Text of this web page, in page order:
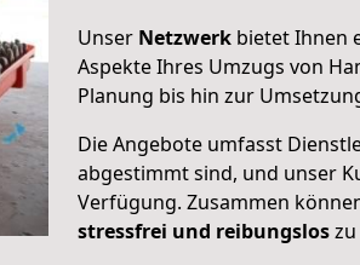
Unser Netzwerk bietet Ihnen
Aspekte Ihres Umzugs von
Planung bis hin zur
Die Angebote umfasst
abgestimmt sind, und unser
Verfügung. Zusammen
stressfrei und reibungslos